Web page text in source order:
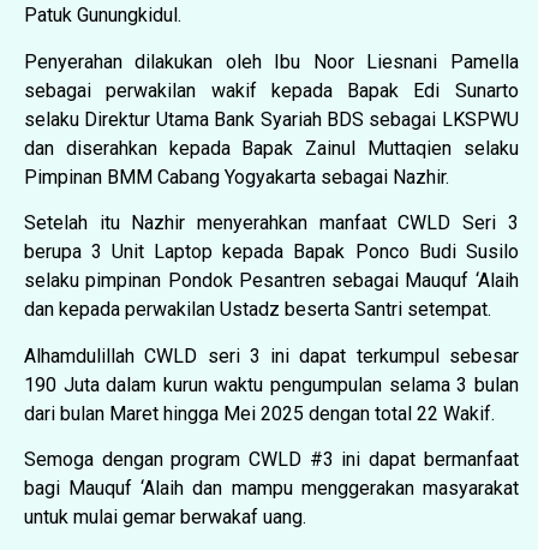
Patuk Gunungkidul.
Penyerahan dilakukan oleh Ibu Noor Liesnani Pamella
sebagai perwakilan wakif kepada Bapak Edi Sunarto
selaku Direktur Utama Bank Syariah BDS sebagai LKSPWU
dan diserahkan kepada Bapak Zainul Muttaqien selaku
Pimpinan BMM Cabang Yogyakarta sebagai Nazhir.
Setelah itu Nazhir menyerahkan manfaat CWLD Seri 3
berupa 3 Unit Laptop kepada Bapak Ponco Budi Susilo
selaku pimpinan Pondok Pesantren sebagai Mauquf ‘Alaih
dan kepada perwakilan Ustadz beserta Santri setempat.
Alhamdulillah CWLD seri 3 ini dapat terkumpul sebesar
190 Juta dalam kurun waktu pengumpulan selama 3 bulan
dari bulan Maret hingga Mei 2025 dengan total 22 Wakif.
Semoga dengan program CWLD #3 ini dapat bermanfaat
bagi Mauquf ‘Alaih dan mampu menggerakan masyarakat
untuk mulai gemar berwakaf uang.